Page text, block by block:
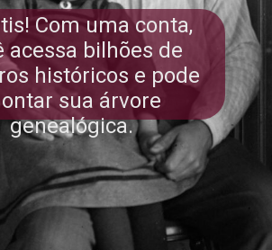
Com uma conta,
acessa bilhões de
históricos e pode
sua árvore
genealógica.